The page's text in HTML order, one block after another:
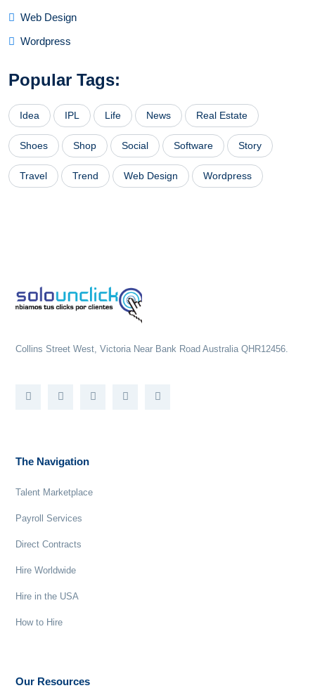
Web Design
Wordpress
Popular Tags:
Idea IPL Life News Real Estate
Shoes Shop Social Software Story
Travel Trend Web Design Wordpress
Collins Street West, Victoria Near Bank Road Australia QHR12456.
The Navigation
Talent Marketplace
Payroll Services
Direct Contracts
Hire Worldwide
Hire in the USA
How to Hire
Our Resources